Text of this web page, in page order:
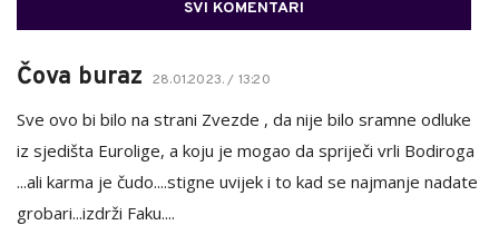
SVI KOMENTARI
Čova buraz 28.01.2023. / 13:20
Sve ovo bi bilo na strani Zvezde , da nije bilo sramne odluke
iz sjedišta Eurolige, a koju je mogao da spriječi vrli Bodiroga
...ali karma je čudo....stigne uvijek i to kad se najmanje nadate
grobari...izdrži Faku....